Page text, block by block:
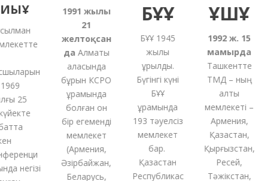
25
негізі
1991жылғы
21
желтоқсан
даАлматы
қаласында
бұрын КСРО
құрамында
болғанон
бір егеменді
мемлекет
Армения,
Әзірбайжан,
Беларусь,
БҰҰ
БҰҰ 1945
жылы
құрылды.
Бүгінгі күні
БҰҰ
құрамында
193 тәуелсіз
мемлекет
бар.
Қазақстан
Республикас
ҰҚШҰ
1992 ж. 15
мамырда
Ташкентте
ТМД – ның
алты
мемлекеті –
Армения,
Қазақстан,
Қырғызстан,
Ресей,
Тәжікстан,